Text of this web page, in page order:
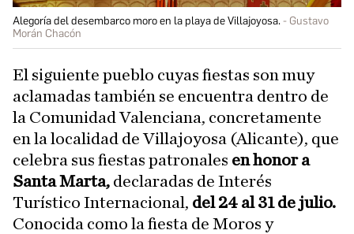
Alegoría del desembarco moro en la playa de Villajoyosa.
Gustavo
Morán Chacón
El siguiente pueblo cuyas fiestas son muy
aclamadas también se encuentra dentro de
la Comunidad Valenciana, concretamente
en la localidad de Villajoyosa (Alicante), que
celebra sus fiestas patronales en honor a
Santa Marta, declaradas de Interés
Turístico Internacional, del 24 al 31 de julio.
Conocida como la fiesta de Moros y